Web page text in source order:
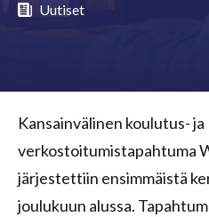
Uutiset
Kansainvälinen koulutus- ja
verkostoitumistapahtuma
järjestettiin ensimmäistä
joulukuun alussa.